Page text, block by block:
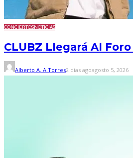
CONCIERTOSNOTICIAS
CLUBZ Llegará Al Foro
Alberto A. A.Torres2 días agoagosto 5, 2026